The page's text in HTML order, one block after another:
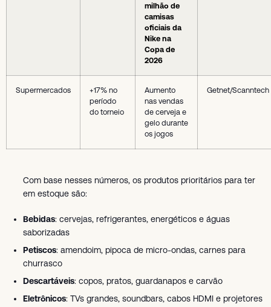
milhão de
camisas
oficiais da
Nike na
Copa de
2026
Supermercados
+17% no
período
do torneio
Aumento
nas vendas
de cerveja e
gelo durante
os jogos
Getnet/Scanntech
Com base nesses números, os produtos prioritários para ter
em estoque são:
Bebidas: cervejas, refrigerantes, energéticos e águas
saborizadas
Petiscos: amendoim, pipoca de micro-ondas, carnes para
churrasco
Descartáveis: copos, pratos, guardanapos e carvão
Eletrônicos: TVs grandes, soundbars, cabos HDMI e projetores